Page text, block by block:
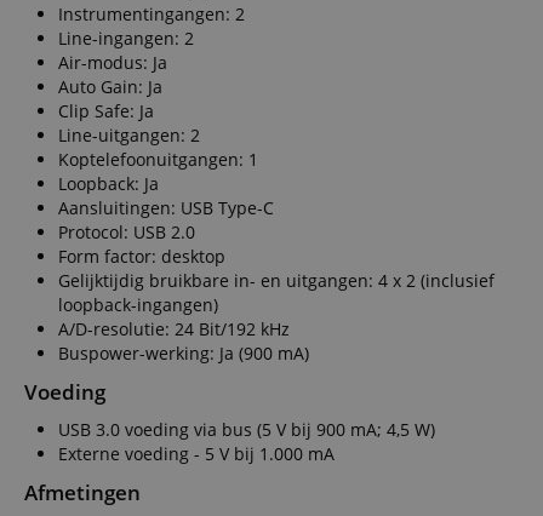
Instrumentingangen: 2
Line-ingangen: 2
Air-modus: Ja
Auto Gain: Ja
Clip Safe: Ja
Line-uitgangen: 2
Koptelefoonuitgangen: 1
Loopback: Ja
Aansluitingen: USB Type-C
Protocol: USB 2.0
Form factor: desktop
Gelijktijdig bruikbare in- en uitgangen: 4 x 2 (inclusief
loopback-ingangen)
A/D-resolutie: 24 Bit/192 kHz
Buspower-werking: Ja (900 mA)
Voeding
USB 3.0 voeding via bus (5 V bij 900 mA; 4,5 W)
Externe voeding - 5 V bij 1.000 mA
Afmetingen